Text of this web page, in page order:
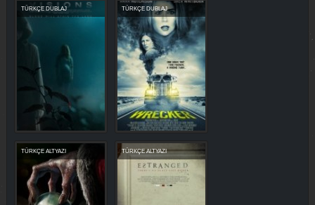
TÜRKÇE DUBLAJ TÜRKÇE DUBLAJ
TÜRKÇE ALTYAZI TÜRKÇE ALTYAZI